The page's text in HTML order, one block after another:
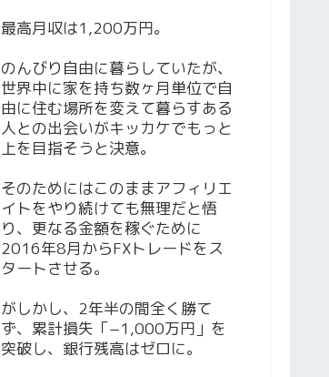
最高月収は1,200万円。
のんびり自由に暮らしていたが、
世界中に家を持ち数ヶ月単位で自
由に住む場所を変えて暮らすある
人との出会いがキッカケでもっと
上を目指そうと決意。
そのためにはこのままアフィリエ
イトをやり続けても無理だと悟
り、更なる金額を稼ぐために
2016年8月からFXトレードをス
タートさせる。
がしかし、2年半の間全く勝て
ず、累計損失「−1,000万円」を
突破し、銀行残高はゼロに。